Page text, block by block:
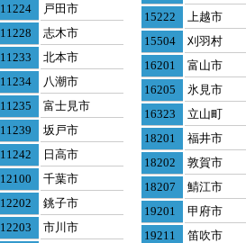
11224
戸田市
11228
志木市
11233
北本市
11234
八潮市
11235
富士見市
11239
坂戸市
11242
日高市
12100
千葉市
12202
銚子市
12203
市川市
15222
上越市
15504
刈羽村
16201
富山市
16205
氷見市
16323
立山町
18201
福井市
18202
敦賀市
18207
鯖江市
19201
甲府市
19211
笛吹市